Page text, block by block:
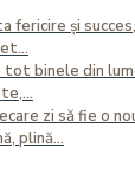
fericire și
binele din
zi să fie o
plină...